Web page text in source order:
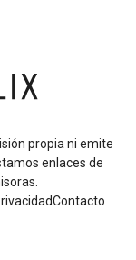
propia ni emite
enlaces de
Contacto